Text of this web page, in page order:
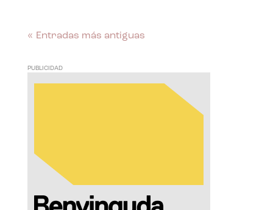
« Entradas más antiguas
PUBLICIDAD